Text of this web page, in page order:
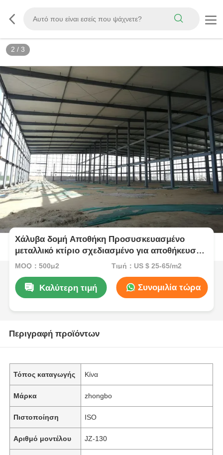
3 / 3
Χάλυβα δομή Αποθήκη Προσυσκευασμένο
μεταλλικό κτίριο σχεδιασμένο για αποθήκευση
και εύκολη εγκατάσταση σε διάφορες
MOQ：500μ2 Τιμή：US $ 25-65/m2
Καλύτερη τιμή Συνομιλία τώρα
Περιγραφή προϊόντων
Τόπος καταγωγής Κίνα
Μάρκα zhongbo
Πιστοποίηση ISO
Αριθμό μοντέλου JZ-130